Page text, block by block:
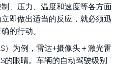
、压力、温度和速度等各方面
即做出适当的反应，就必须迅
的行动。
）为例，雷达+摄像头＋激光雷
的眼睛。车辆的自动驾驶级别